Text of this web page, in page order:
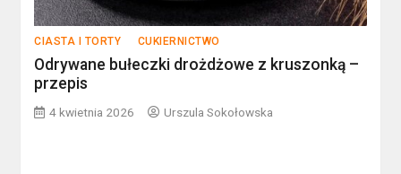
CIASTA I TORTY CUKIERNICTWO
Odrywane bułeczki drożdżowe z kruszonką –
przepis
4 kwietnia 2026 Urszula Sokołowska